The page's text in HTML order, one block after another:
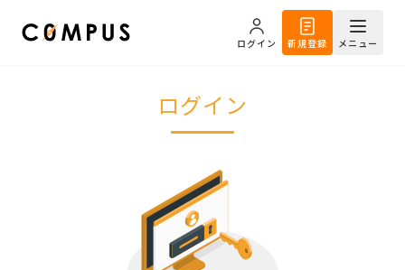
ログイン 新規登録 メニュー
ログイン